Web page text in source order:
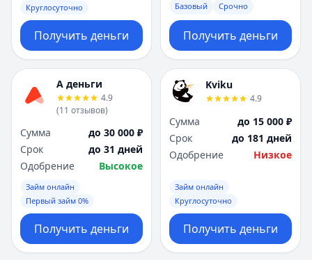
Круглосуточно
Получить деньги
Базовый Срочно
Получить деньги
А деньги
4.9
(11 отзывов)
Сумма
до 30 000 ₽
Срок
до 31 дней
Одобрение
Высокое
Займ онлайн
Первый займ 0%
Получить деньги
Kviku
4.9
Сумма
до 15 000 ₽
Срок
до 181 дней
Одобрение
Низкое
Займ онлайн
Круглосуточно
Получить деньги